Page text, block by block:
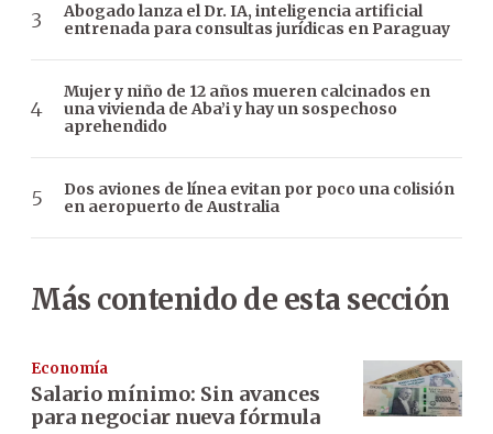
Abogado lanza el Dr. IA, inteligencia artificial
entrenada para consultas jurídicas en Paraguay
Mujer y niño de 12 años mueren calcinados en
una vivienda de Aba’i y hay un sospechoso
aprehendido
Dos aviones de línea evitan por poco una colisión
en aeropuerto de Australia
Más contenido de esta sección
Economía
Salario mínimo: Sin avances
para negociar nueva fórmula